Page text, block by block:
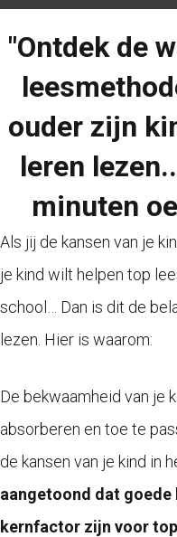
"Ontdek de
ouder zijn
leren
minuten
Als jij de kansen van je
je kind wilt helpen top
school… Dan is dit de
lezen. Hier is waarom:
De bekwaamheid van je
absorberen en toe te
de kansen van je kind in
aangetoond dat goede
kernfactor zijn voor